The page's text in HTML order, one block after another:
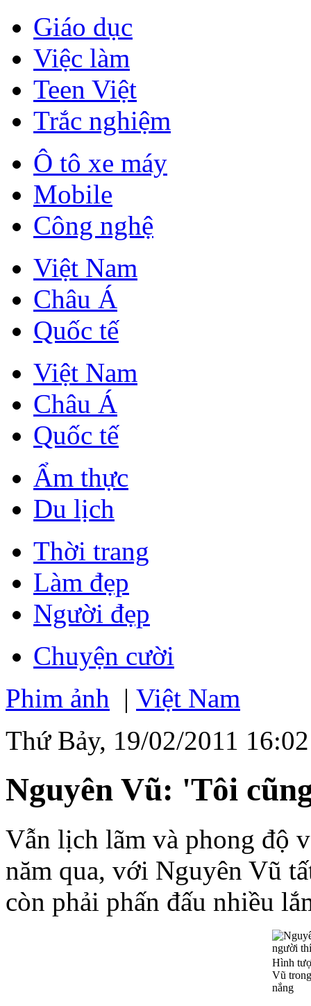
Giáo dục
Việc làm
Teen Việt
Trắc nghiệm
Ô tô xe máy
Mobile
Công nghệ
Việt Nam
Châu Á
Quốc tế
Việt Nam
Châu Á
Quốc tế
Ẩm thực
Du lịch
Thời trang
Làm đẹp
Người đẹp
Chuyện cười
Phim ảnh | Việt Nam
Thứ Bảy, 19/02/2011 16:02
Nguyên Vũ: 'Tôi
Vẫn lịch lãm và phong độ
năm qua, với Nguyên Vũ
còn phải phấn đấu nhiều
Hình
Vũ
nắng